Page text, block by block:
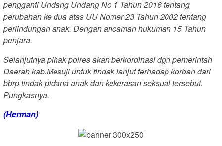
pengganti Undang Undang No 1 Tahun 2016 tentang
perubahan ke dua atas UU Nomer 23 Tahun 2002 tentang
perlindungan anak. Dengan ancaman hukuman 15 Tahun
penjara.
Selanjutnya pihak polres akan berkordinasi dgn pemerintah
Daerah kab.Mesuji untuk tindak lanjut terhadap korban dari
bbrp tindak pidana anak dan kekerasan seksual tersebut.
Pungkasnya.
(Herman)